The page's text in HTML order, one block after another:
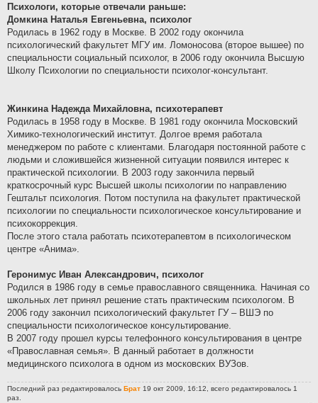
Пcихологи, которые отвечали раньше:
Домкина Наталья Евгеньевна, психолог
Родилась в 1962 году в Москве. В 2002 году окончила
психологический факультет МГУ им. Ломоносова (второе вышее) по
специальности социальный психолог, в 2006 году окончила Высшую
Школу Психологии по специальности психолог-консультант.
Жинкина Надежда Михайловна, психотерапевт
Родилась в 1958 году в Москве. В 1981 году окончила Московский
Химико-технологический институт. Долгое время работала
менеджером по работе с клиентами. Благодаря постоянной работе с
людьми и сложившейся жизненной ситуации появился интерес к
практической психологии. В 2003 году закончила первый
краткосрочный курс Высшей школы психологии по направлению
Гештальт психология. Потом поступила на факультет практической
психологии по специальности психологическое консультирование и
психокоррекция.
После этого стала работать психотерапевтом в психологическом
центре «Анима».
Геронимус Иван Александрович, психолог
Родился в 1986 году в семье православного священника. Начиная со
школьных лет принял решение стать практическим психологом. В
2006 году закончил психологический факультет ГУ – ВШЭ по
специальности психологическое консультирование.
В 2007 году прошел курсы телефонного консультирования в центре
«Православная семья». В данный работает в должности
медицинского психолога в одном из московских ВУЗов.
Последний раз редактировалось Брат 19 окт 2009, 16:12, всего редактировалось 1
раз.